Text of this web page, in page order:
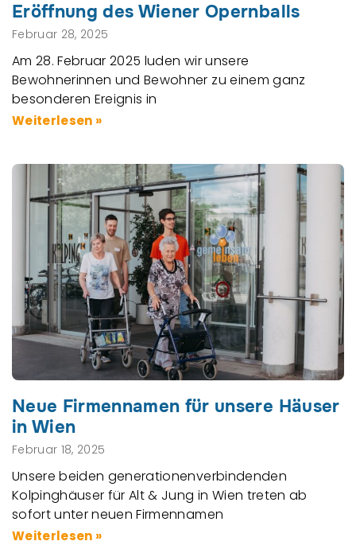
Eröffnung des Wiener Opernballs
Februar 28, 2025
Am 28. Februar 2025 luden wir unsere
Bewohnerinnen und Bewohner zu einem ganz
besonderen Ereignis in
Weiterlesen »
Neue Firmennamen für unsere Häuser
in Wien
Februar 18, 2025
Unsere beiden generationenverbindenden
Kolpinghäuser für Alt & Jung in Wien treten ab
sofort unter neuen Firmennamen
Weiterlesen »